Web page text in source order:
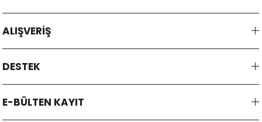
ALIŞVERİŞ
DESTEK
E-BÜLTEN KAYIT